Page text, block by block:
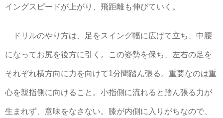
イングスピードが上がり、飛距離も伸びていく。
ドリルのやり方は、足をスイング幅に広げて立ち、中腰
になってお尻を後方に引く。この姿勢を保ち、左右の足を
それぞれ横方向に力を向けて1分間踏ん張る。重要なのは重
心を親指側に向けること。小指側に流れると踏ん張る力が
生まれず、意味をなさない。膝が内側に入りがちなので、